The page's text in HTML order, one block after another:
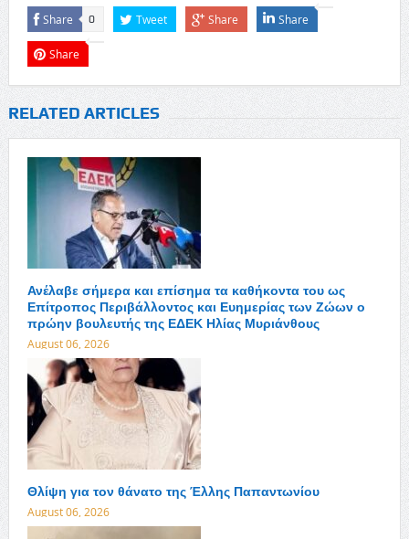
Share 0 Tweet Share Share
Share
RELATED ARTICLES
Ανέλαβε σήμερα και επίσημα τα καθήκοντα του ως
Επίτροπος Περιβάλλοντος και Ευημερίας των Ζώων ο
πρώην βουλευτής της ΕΔΕΚ Ηλίας Μυριάνθους
August 06, 2026
Θλίψη για τον θάνατο της Έλλης Παπαντωνίου
August 06, 2026